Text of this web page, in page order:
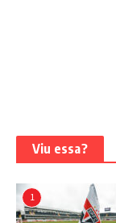
Viu essa?
1